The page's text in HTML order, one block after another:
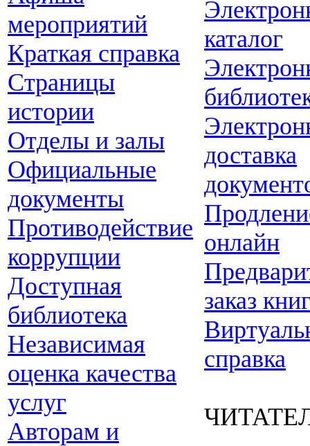
мероприятий
Краткая справка
Страницы
истории
Отделы и залы
Официальные
документы
Противодействие
коррупции
Доступная
библиотека
Независимая
оценка качества
услуг
Авторам и
каталог
доставка
онлайн
заказ
справка